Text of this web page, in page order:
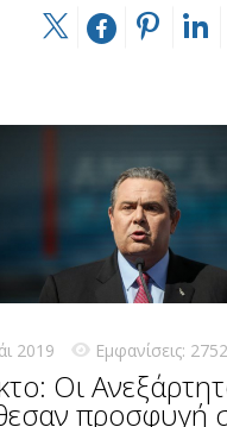
2019 Εμφανίσεις: 2752
Οι
προσφυγή